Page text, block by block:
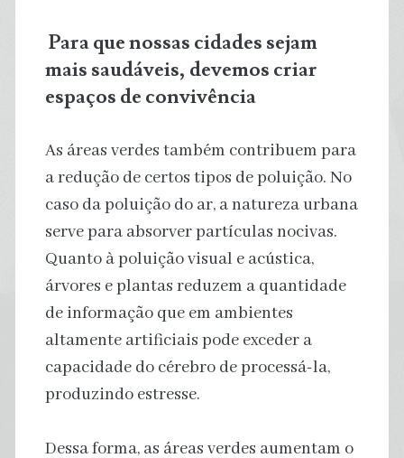
Para que nossas cidades sejam
mais saudáveis, devemos criar
espaços de convivência
As áreas verdes também contribuem para
a redução de certos tipos de poluição. No
caso da poluição do ar, a natureza urbana
serve para absorver partículas nocivas.
Quanto à poluição visual e acústica,
árvores e plantas reduzem a quantidade
de informação que em ambientes
altamente artificiais pode exceder a
capacidade do cérebro de processá-la,
produzindo estresse.
Dessa forma, as áreas verdes aumentam o